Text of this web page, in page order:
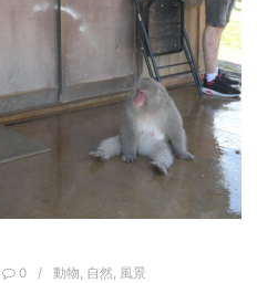
0 動物, 自然, 風景